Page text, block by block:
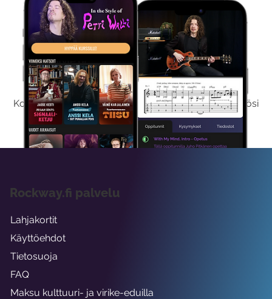
Kokeile Ilmaiseksi
Kokeilemalla ilmaiseksi saat koko sisältömme käyttöösi
viikon ajaksi.
Rockway.fi palvelu
Lahjakortit
Käyttöehdot
Tietosuoja
FAQ
Maksu kulttuuri- ja virike-eduilla